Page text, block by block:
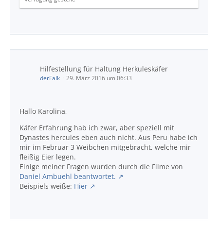
Hilfestellung für Haltung Herkuleskäfer
derFalk 29. März 2016 um 06:33
Hallo Karolina,
Käfer Erfahrung hab ich zwar, aber speziell mit
Dynastes hercules eben auch nicht. Aus Peru habe ich
mir im Februar 3 Weibchen mitgebracht, welche mir
fleißig Eier legen.
Einige meiner Fragen wurden durch die Filme von
Daniel Ambuehl beantwortet.
Beispiels weiße: Hier